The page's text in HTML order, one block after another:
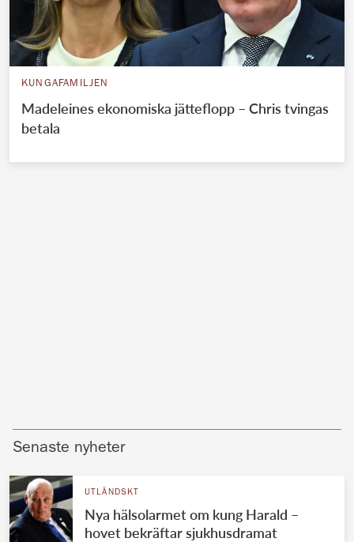
KUNGAFAMILJEN
Madeleines ekonomiska jätteflopp – Chris tvingas
betala
Senaste nyheter
UTLÄNDSKT
Nya hälsolarmet om kung Harald –
hovet bekräftar sjukhusdramat